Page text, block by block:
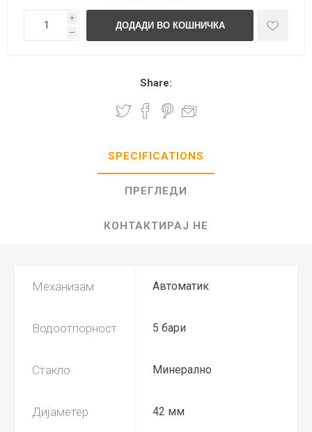
i
h
Share:
SPECIFICATIONS
ПРЕГЛЕДИ
КОНТАКТИРАЈ НЕ
Механизам Автоматик
Водоотпорност 5 бари
Стакло Минерално
Дијаметер 42 мм